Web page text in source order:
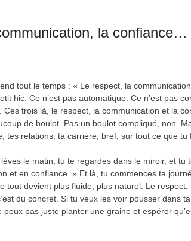
la
tout le temps : « Le respect, la
hic. Ce n’est pas automatique. Ce n’est pas
Ces trois là, le respect, la communication et la
de boulot. Pas un boulot compliqué, non.
tes relations, ta carrière, bref, sur tout ce que tu
le matin, tu te regardes dans le miroir, et tu
et en confiance. » Et là, tu commences ta
tout devient plus fluide, plus naturel. Le respect,
du concret. Si tu veux les voir pousser dans
pas juste planter une graine et espérer